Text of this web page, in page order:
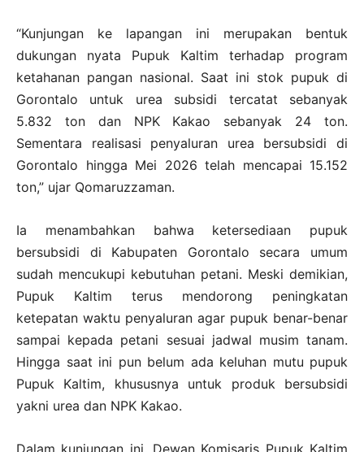
“Kunjungan ke lapangan ini merupakan bentuk
dukungan nyata Pupuk Kaltim terhadap program
ketahanan pangan nasional. Saat ini stok pupuk di
Gorontalo untuk urea subsidi tercatat sebanyak
5.832 ton dan NPK Kakao sebanyak 24 ton.
Sementara realisasi penyaluran urea bersubsidi di
Gorontalo hingga Mei 2026 telah mencapai 15.152
ton,” ujar Qomaruzzaman.
Ia menambahkan bahwa ketersediaan pupuk
bersubsidi di Kabupaten Gorontalo secara umum
sudah mencukupi kebutuhan petani. Meski demikian,
Pupuk Kaltim terus mendorong peningkatan
ketepatan waktu penyaluran agar pupuk benar-benar
sampai kepada petani sesuai jadwal musim tanam.
Hingga saat ini pun belum ada keluhan mutu pupuk
Pupuk Kaltim, khususnya untuk produk bersubsidi
yakni urea dan NPK Kakao.